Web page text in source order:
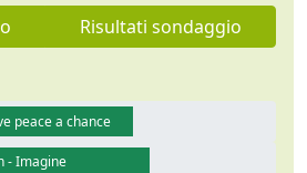
Risultati sondaggio
peace a chance
- Imagine